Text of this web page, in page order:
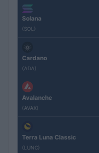
Solana
(SOL)
Cardano
(ADA)
Avalanche
(AVAX)
Terra Luna Classic
(LUNC)